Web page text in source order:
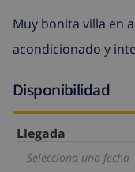
Muy bonita villa en
acondicionado y
Disponibilidad
Llegada
Selecciona una fecha